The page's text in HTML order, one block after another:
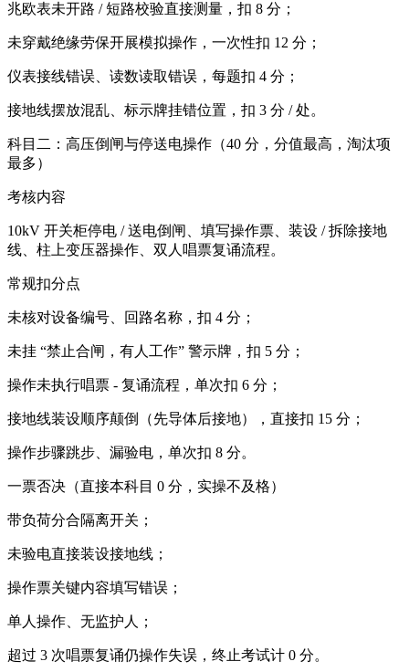
兆欧表未开路 / 短路校验直接测量，扣 8 分；
未穿戴绝缘劳保开展模拟操作，一次性扣 12 分；
仪表接线错误、读数读取错误，每题扣 4 分；
接地线摆放混乱、标示牌挂错位置，扣 3 分 / 处。
科目二：高压倒闸与停送电操作（40 分，分值最高，淘汰项
最多）
考核内容
10kV 开关柜停电 / 送电倒闸、填写操作票、装设 / 拆除接地
线、柱上变压器操作、双人唱票复诵流程。
常规扣分点
未核对设备编号、回路名称，扣 4 分；
未挂 “禁止合闸，有人工作” 警示牌，扣 5 分；
操作未执行唱票 - 复诵流程，单次扣 6 分；
接地线装设顺序颠倒（先导体后接地），直接扣 15 分；
操作步骤跳步、漏验电，单次扣 8 分。
一票否决（直接本科目 0 分，实操不及格）
带负荷分合隔离开关；
未验电直接装设接地线；
操作票关键内容填写错误；
单人操作、无监护人；
超过 3 次唱票复诵仍操作失误，终止考试计 0 分。